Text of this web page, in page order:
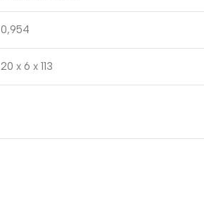
0,954
20 x 6 x 113